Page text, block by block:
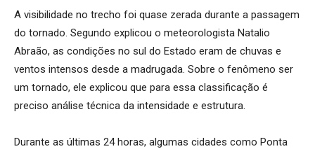
A visibilidade no trecho foi quase zerada durante a passagem
do tornado. Segundo explicou o meteorologista Natalio
Abraão, as condições no sul do Estado eram de chuvas e
ventos intensos desde a madrugada. Sobre o fenômeno ser
um tornado, ele explicou que para essa classificação é
preciso análise técnica da intensidade e estrutura.
Durante as últimas 24 horas, algumas cidades como Ponta